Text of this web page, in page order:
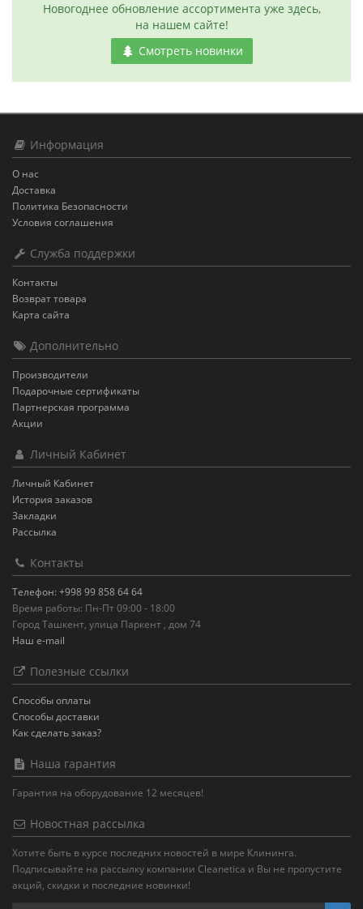
Новогоднее обновление ассортимента уже здесь,
на нашем сайте!
Смотреть новинки
Информация
О нас
Доставка
Политика Безопасности
Условия соглашения
Служба поддержки
Контакты
Возврат товара
Карта сайта
Дополнительно
Производители
Подарочные сертификаты
Партнерская программа
Акции
Личный Кабинет
Личный Кабинет
История заказов
Закладки
Рассылка
Контакты
Телефон: +998 99 858 64 64
Время работы: Пн-Пт 09:00 - 18:00
Город Ташкент, улица Паркент , дом 74
Наш e-mail
Полезные ссылки
Способы оплаты
Способы доставки
Как сделать заказ?
Наша гарантия
Гарантия на оборудование 12 месяцев!
Новостная рассылка
Хотите быть в курсе последних новостей в мире Клининга.
Подписывайте на рассылку компании Cleanetica и Вы не пропустите
акций, скидки и последние новинки!